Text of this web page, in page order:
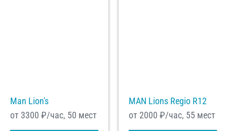
Man Lion's
от 3300 ₽/час, 50 мест
MAN Lions Regio R12
от 2000 ₽/час, 55 мест